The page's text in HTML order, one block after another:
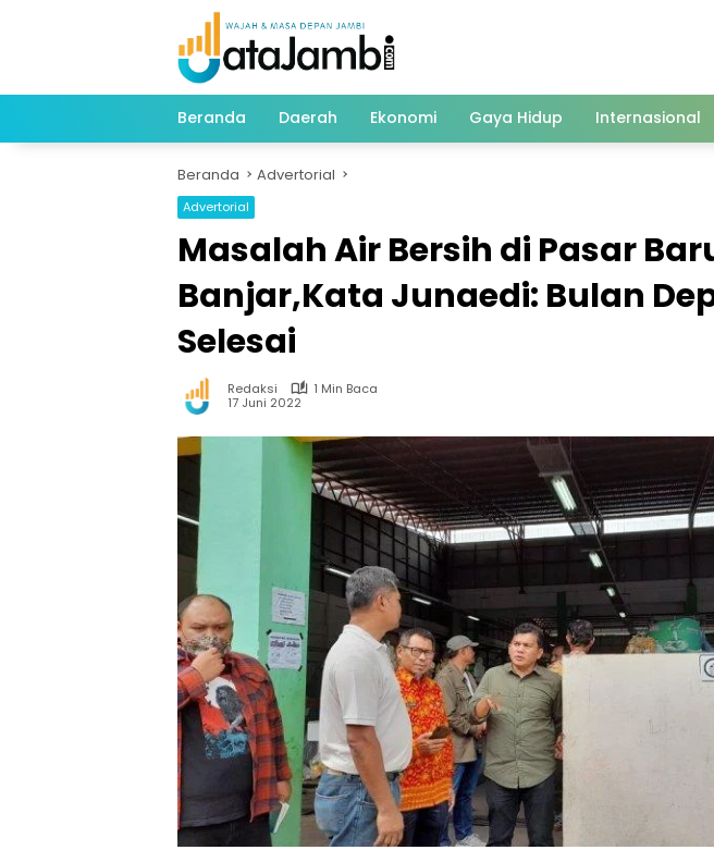
Beranda Daerah Ekonomi Gaya Hidup Internasional
Beranda Advertorial
Advertorial
Masalah Air Bersih di Pasar
Banjar,Kata Junaedi: Bulan
Selesai
Redaksi
1 Min Baca
17 Juni 2022